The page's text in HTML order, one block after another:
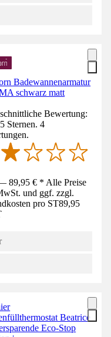
Badewannenarmatur
schwarz matt
Bewertung:
Sternen. 4
89,95 € * Alle Preise
und ggf. zzgl.
pro ST89,95
Beatrice
Eco-Stop